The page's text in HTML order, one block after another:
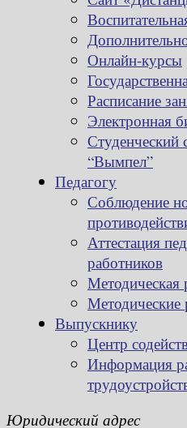
Онлайн-курсы
Расписание
Электронная
Студенческий
“Вымпел”
Педагогу
Соблюдение
Аттестация
работников
Методическая
Методические
Выпускнику
Центр
Информация
Юридический адрес